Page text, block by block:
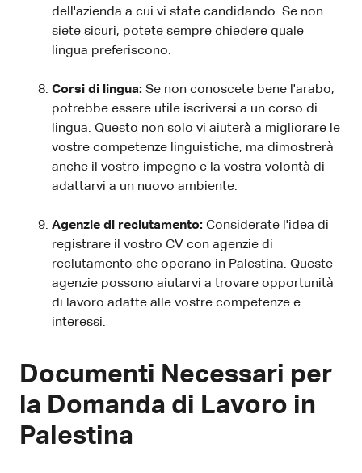
dell'azienda a cui vi state candidando. Se non
siete sicuri, potete sempre chiedere quale
lingua preferiscono.
Corsi di lingua: Se non conoscete bene l'arabo,
potrebbe essere utile iscriversi a un corso di
lingua. Questo non solo vi aiuterà a migliorare le
vostre competenze linguistiche, ma dimostrerà
anche il vostro impegno e la vostra volontà di
adattarvi a un nuovo ambiente.
Agenzie di reclutamento: Considerate l'idea di
registrare il vostro CV con agenzie di
reclutamento che operano in Palestina. Queste
agenzie possono aiutarvi a trovare opportunità
di lavoro adatte alle vostre competenze e
interessi.
Documenti Necessari per
la Domanda di Lavoro in
Palestina